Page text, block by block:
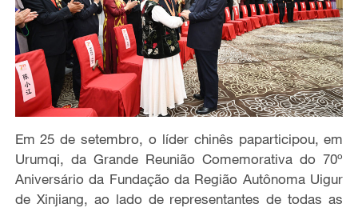
Em 25 de setembro, o líder chinês paparticipou, em
Urumqi, da Grande Reunião Comemorativa do 70º
Aniversário da Fundação da Região Autônoma Uigur
de Xinjiang, ao lado de representantes de todas as